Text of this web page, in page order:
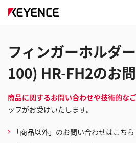
フィンガーホルダ
100) HR-FH2のお
商品に関するお問い合わせや技術的なご
ッフがお受けいたします。
「商品以外」のお問い合わせはこちら